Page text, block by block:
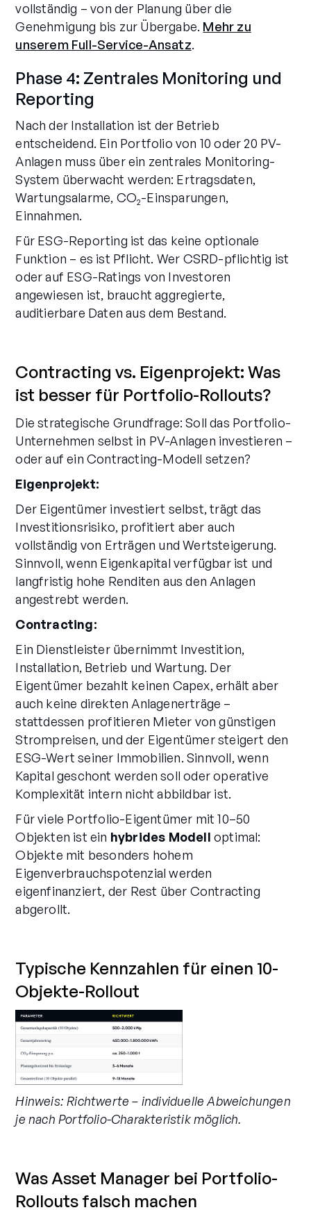
vollständig – von der Planung über die
Genehmigung bis zur Übergabe. Mehr zu
unserem Full-Service-Ansatz.
Phase 4: Zentrales Monitoring und
Reporting
Nach der Installation ist der Betrieb
entscheidend. Ein Portfolio von 10 oder 20 PV-
Anlagen muss über ein zentrales Monitoring-
System überwacht werden: Ertragsdaten,
Wartungsalarme, CO₂-Einsparungen,
Einnahmen.
Für ESG-Reporting ist das keine optionale
Funktion – es ist Pflicht. Wer CSRD-pflichtig ist
oder auf ESG-Ratings von Investoren
angewiesen ist, braucht aggregierte,
auditierbare Daten aus dem Bestand.
Contracting vs. Eigenprojekt: Was
ist besser für Portfolio-Rollouts?
Die strategische Grundfrage: Soll das Portfolio-
Unternehmen selbst in PV-Anlagen investieren –
oder auf ein Contracting-Modell setzen?
Eigenprojekt:
Der Eigentümer investiert selbst, trägt das
Investitionsrisiko, profitiert aber auch
vollständig von Erträgen und Wertsteigerung.
Sinnvoll, wenn Eigenkapital verfügbar ist und
langfristig hohe Renditen aus den Anlagen
angestrebt werden.
Contracting:
Ein Dienstleister übernimmt Investition,
Installation, Betrieb und Wartung. Der
Eigentümer bezahlt keinen Capex, erhält aber
auch keine direkten Anlagenerträge –
stattdessen profitieren Mieter von günstigen
Strompreisen, und der Eigentümer steigert den
ESG-Wert seiner Immobilien. Sinnvoll, wenn
Kapital geschont werden soll oder operative
Komplexität intern nicht abbildbar ist.
Für viele Portfolio-Eigentümer mit 10–50
Objekten ist ein hybrides Modell optimal:
Objekte mit besonders hohem
Eigenverbrauchspotenzial werden
eigenfinanziert, der Rest über Contracting
abgerollt.
Typische Kennzahlen für einen 10-
Objekte-Rollout
Hinweis: Richtwerte – individuelle Abweichungen
je nach Portfolio-Charakteristik möglich.
Was Asset Manager bei Portfolio-
Rollouts falsch machen